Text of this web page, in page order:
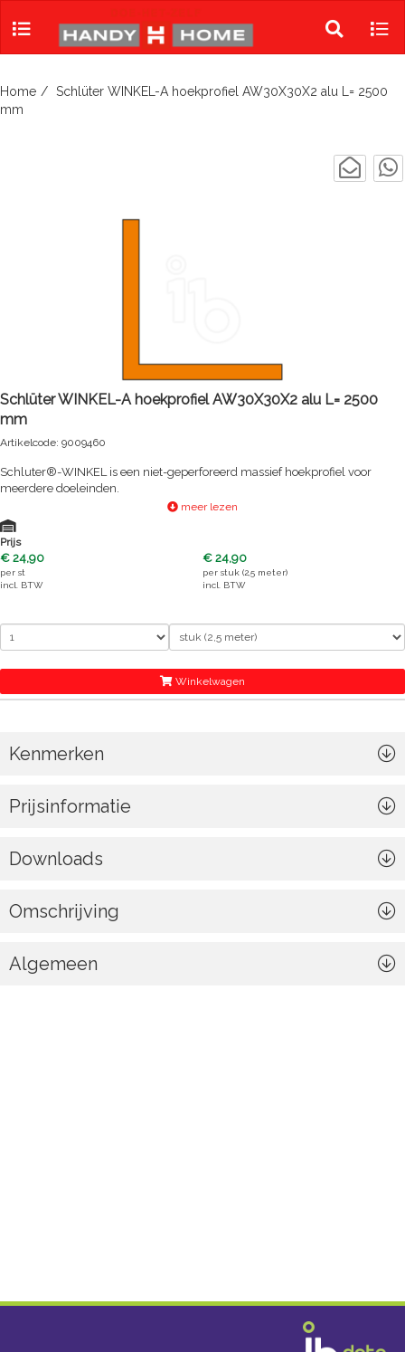
Toggle
search
Home
Schlüter WINKEL-A hoekprofiel AW30X30X2 alu L= 2500
mm
Schlüter WINKEL-A hoekprofiel AW30X30X2 alu L= 2500
mm
Artikelcode: 9009460
Schluter®-WINKEL is een niet-geperforeerd massief hoekprofiel voor
meerdere doeleinden.
meer lezen
Prijs
€ 24,90
per st
incl. BTW
€ 24,90
per stuk (2,5 meter)
incl. BTW
Winkelwagen
Kenmerken
Prijsinformatie
Downloads
Omschrijving
Algemeen